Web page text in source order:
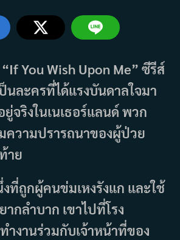
You Wish Upon Me” ซีรีส์
นละครที่ได้แรงบันดาลใจมา
จริงในเนเธอร์แลนด์ พวก
ความปรารถนาของผู้ป่วย
าย
ที่ถูกผู้คนข่มเหงรังแก และใช้
กลำบาก เขาไปที่โรง
งานร่วมกับเจ้าหน้าที่ของ